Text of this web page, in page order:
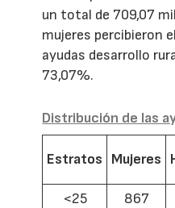
un total de 709,07
mujeres percibieron
ayudas desarrollo
73,07%.
Distribución de las
Estratos Mujeres
<25
867